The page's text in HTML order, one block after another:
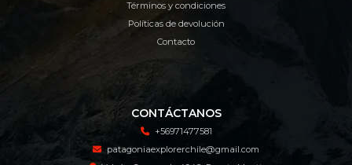
Términos y condiciones
Políticas de devolución
Contacto
CONTÁCTANOS
+56971477581
patagoniaexplorerchile@gmail.com